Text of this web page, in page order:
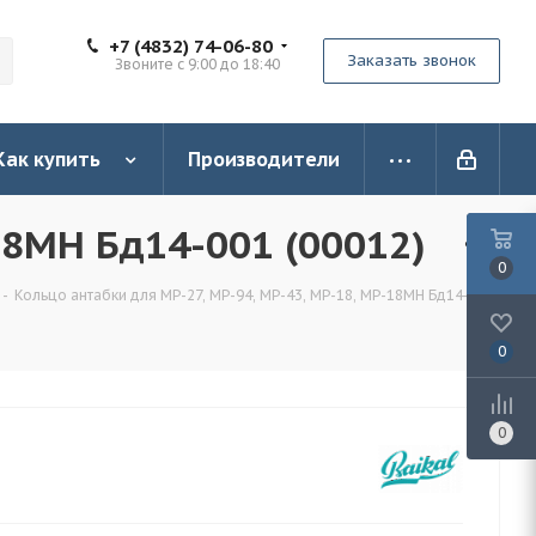
+7 (4832) 74-06-80
Звоните с 9:00 до 18:40 Заказать звонок
купить Производители
Бд14-001 (00012)
- Кольцо антабки для MP-27, MP-94, MP-43, MP-18, MP-18МН Бд14-001
0
0
0